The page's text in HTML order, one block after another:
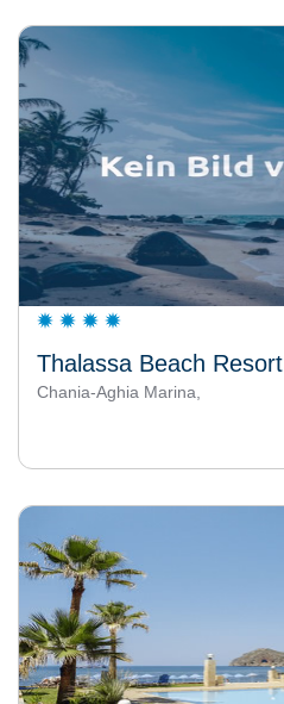
Thalassa Beach Resort
Chania-Aghia Marina,